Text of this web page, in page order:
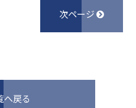
次ページ
戻る